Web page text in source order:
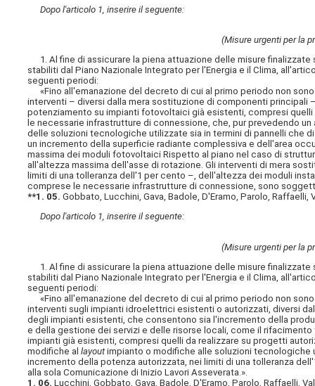
Dopo l'articolo 1, inserire il seguente:
(Misure urgenti per la
1. Al fine di assicurare la piena attuazione delle misure
stabiliti dal Piano Nazionale Integrato per l'Energia e il Clima,
seguenti periodi:
«Fino all'emanazione del decreto di cui al primo periodo non
interventi – diversi dalla mera sostituzione di componenti
potenziamento su impianti fotovoltaici già esistenti, compresi
le necessarie infrastrutture di connessione, che, pur prevedendo
delle soluzioni tecnologiche utilizzate sia in termini di pannelli che
un incremento della superficie radiante complessiva e dell'area
massima dei moduli fotovoltaici Rispetto al piano nel caso di
all'altezza massima dell'asse di rotazione. Gli interventi di mera
limiti di una tolleranza dell'1 per cento –, dell'altezza dei moduli
comprese le necessarie infrastrutture di connessione, sono
**1. 05. Gobbato, Lucchini, Gava, Badole, D'Eramo, Parolo, Raffaelli,
Dopo l'articolo 1, inserire il seguente:
(Misure urgenti per la
1. Al fine di assicurare la piena attuazione delle misure
stabiliti dal Piano Nazionale Integrato per l'Energia e il Clima,
seguenti periodi:
«Fino all'emanazione del decreto di cui al primo periodo non
interventi sugli impianti idroelettrici esistenti o autorizzati, diversi
degli impianti esistenti, che consentono sia l'incremento della
e della gestione dei servizi e delle risorse locali, come il
impianti già esistenti, compresi quelli da realizzare su progetti
modifiche allayoutimpianto o modifiche alle soluzioni tecnologiche
incremento della potenza autorizzata, nei limiti di una tolleranza
alla sola Comunicazione di Inizio Lavori Asseverata.».
1. 06. Lucchini, Gobbato, Gava, Badole, D'Eramo, Parolo, Raffaelli,